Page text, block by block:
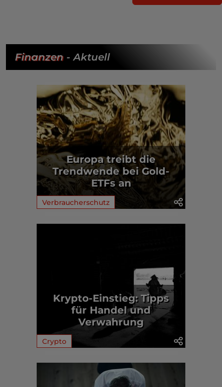
Finanzen- Aktuell
Europa treibt die
Trendwende bei Gold-
ETFs an
Verbraucherschutz
Krypto-Einstieg: Tipps
für Handel und
Verwahrung
Crypto